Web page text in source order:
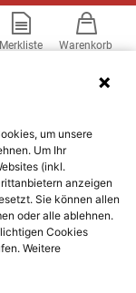
Merkliste Warenkorb
um unsere
Um Ihr
(inkl.
anzeigen
Sie können allen
oder alle ablehnen.
Cookies
Weitere